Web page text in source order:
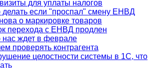
для уплаты налогов
делать если "проспал" смену ЕНВД
о маркировке товаров
перехода с ЕНВД продлен
нас ждет в феврале
проверять контрагента
целостности системы в 1С, что